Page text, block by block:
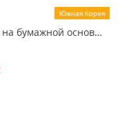
Южная Корея
88277-3 Veluce 2018 Обои виниловые на бумажной основе 1.06*15.6